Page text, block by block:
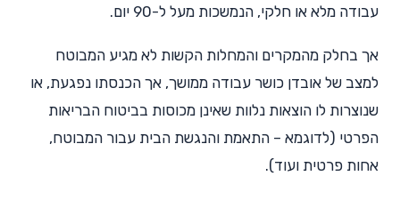
עבודה מלא או חלקי, הנמשכות מעל ל-90 יום.
אך בחלק מהמקרים והמחלות הקשות לא מגיע המבוטח
למצב של אובדן כושר עבודה ממושך, אך הכנסתו נפגעת, או
שנוצרות לו הוצאות נלוות שאינן מכוסות בביטוח הבריאות
הפרטי (לדוגמא – התאמת והנגשת הבית עבור המבוטח,
אחות פרטית ועוד).